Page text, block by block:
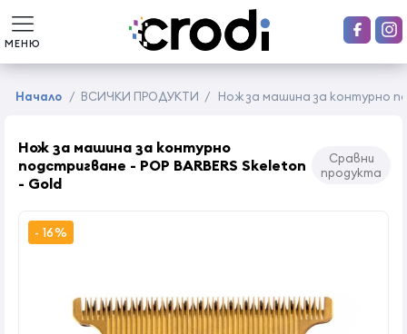
МЕНЮ
Начало / ВСИЧКИ ПРОДУКТИ / Нож за машина за контурно
Нож за машина за контурно
подстригване - POP BARBERS Skeleton
- Gold
Сравни
продукта
- 16%